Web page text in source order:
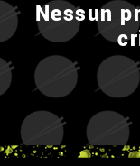
Nessun